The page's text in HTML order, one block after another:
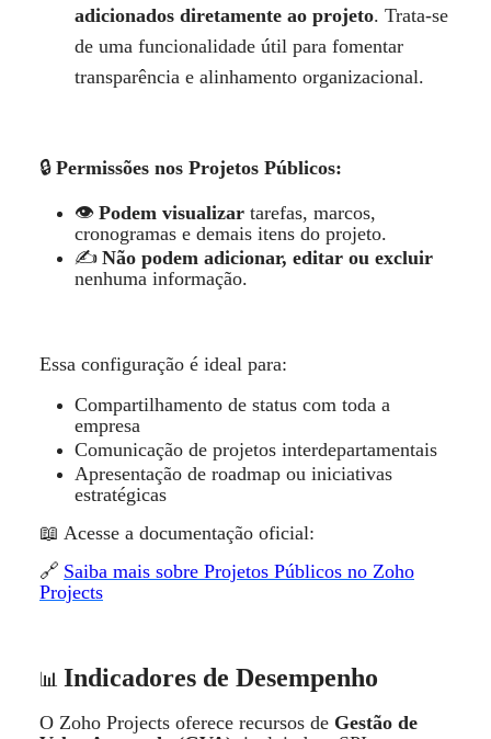
adicionados diretamente ao projeto. Trata-se
de uma funcionalidade útil para fomentar
transparência e alinhamento organizacional.
🔒 Permissões nos Projetos Públicos:
👁️ Podem visualizar tarefas, marcos,
cronogramas e demais itens do projeto.
✍️ Não podem adicionar, editar ou excluir
nenhuma informação.
Essa configuração é ideal para:
Compartilhamento de status com toda a
empresa
Comunicação de projetos interdepartamentais
Apresentação de roadmap ou iniciativas
estratégicas
📖 Acesse a documentação oficial:
🔗 Saiba mais sobre Projetos Públicos no Zoho
Projects
📊 Indicadores de Desempenho
O Zoho Projects oferece recursos de Gestão de